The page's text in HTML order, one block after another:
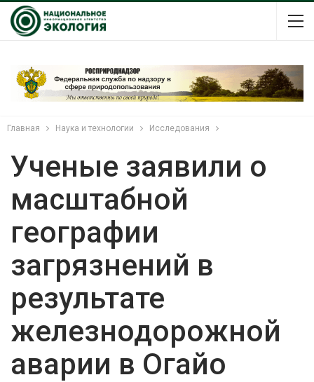
Главная Наука и технологии Исследования
Ученые заявили о
масштабной
географии
загрязнений в
результате
железнодорожной
аварии в Огайо